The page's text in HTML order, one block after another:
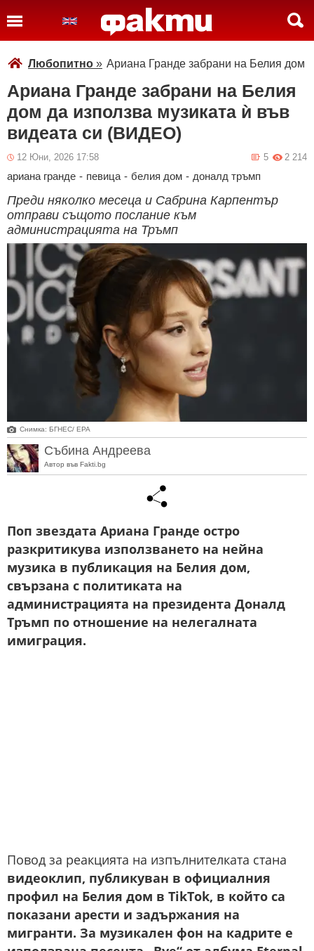
Любопитно » Ариана Гранде забрани на Белия дом
Ариана Гранде забрани на Белия
дом да използва музиката ѝ във
видеата си (ВИДЕО)
12 Юни, 2026 17:58 2 214
5
ариана гранде - певица - белия дом - доналд тръмп
Преди няколко месеца и Сабрина Карпентър
отправи същото послание към
администрацията на Тръмп
Снимка: БГНЕС/ EPA
Събина Андреева
Автор във Fakti.bg
Поп звездата Ариана Гранде остро
разкритикува използването на нейна
музика в публикация на Белия дом,
свързана с политиката на
администрацията на президента Доналд
Тръмп по отношение на нелегалната
имиграция.
Повод за реакцията на изпълнителката стана
видеоклип, публикуван в официалния
профил на Белия дом в TikTok, в който са
показани арести и задържания на
мигранти. За музикален фон на кадрите е